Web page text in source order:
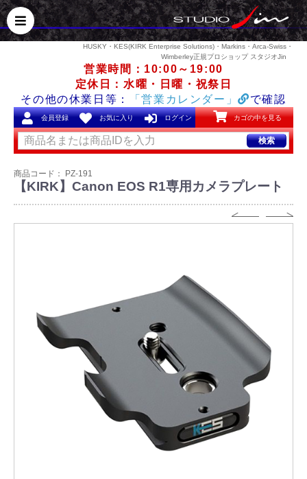
HUSKY・KES(KIRK Enterprise Solutions)・Markins・Arca-Swiss・
Wimberley正規プロショップ スタジオJin
営業時間：10:00～19:00
定休日：水曜・日曜・祝祭日
その他の休業日等：
「営業カレンダー」 で確認
会員登録 お気に入り ログイン カゴの中を見る
検索
商品コード： PZ-191
【KIRK】Canon EOS R1専用カメラプレート